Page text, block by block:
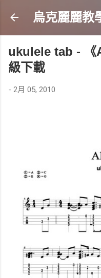
跳
烏克麗麗教
ukulele tab - 《
級下載
- 2月 05, 2010